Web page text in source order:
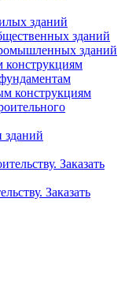
зданий
зданий
зданий
конструкциям
конструкциям
зданий
Заказать
Заказать